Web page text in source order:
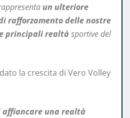
un ulteriore
rafforzamento delle nostre
principali realtà sportive del
la crescita di Vero Volley
affiancare una realtà